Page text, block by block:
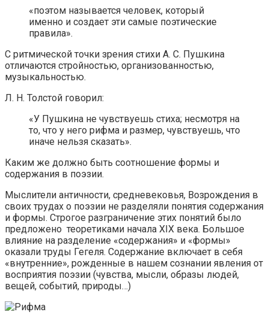
«поэтом называется человек, который
именно и создает эти самые поэтические
правила».
С ритмической точки зрения стихи А. С. Пушкина
отличаются стройностью, организованностью,
музыкальностью.
Л. Н. Толстой говорил:
«У Пушкина не чувствуешь стиха; несмотря на
то, что у него рифма и размер, чувствуешь, что
иначе нельзя сказать».
Каким же должно быть соотношение формы и
содержания в поэзии.
Мыслители античности, средневековья, Возрождения в
своих трудах о поэзии не разделяли понятия содержания
и формы. Строгое разграничение этих понятий было
предложено теоретиками начала XIX века. Большое
влияние на разделение «содержания» и «формы»
оказали труды Гегеля. Содержание включает в себя
«внутренние», рожденные в нашем сознании явления от
восприятия поэзии (чувства, мысли, образы людей,
вещей, событий, природы…)